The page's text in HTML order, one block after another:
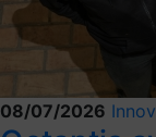
08/07/2026